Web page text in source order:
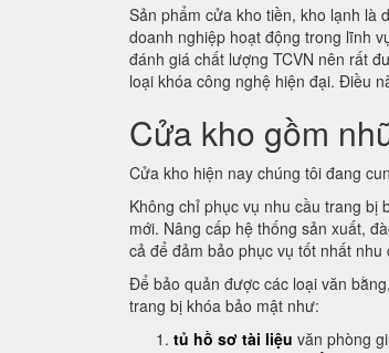
Sản phẩm cửa kho tiền, kho lạnh là
doanh nghiệp hoạt động trong lĩnh
đánh giá chất lượng TCVN nên rất
loại khóa công nghệ hiện đại. Điều
Cửa kho gồm
Cửa kho hiện nay chúng tôi đang
Không chỉ phục vụ nhu cầu trang bị
mới. Nâng cấp hệ thống sản xuất,
cả để đảm bảo phục vụ tốt nhất
Để bảo quản được các loại văn
trang bị khóa bảo mật như:
tủ hồ sơ tài liệu văn phòng